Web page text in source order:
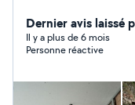
Dernier avis laissé
Il y a plus de 6 mois
Personne réactive